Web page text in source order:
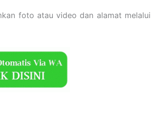
foto atau video dan alamat melalui